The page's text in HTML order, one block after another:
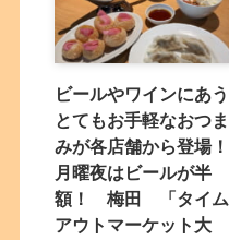
ビールやワインにあう
とてもお手軽なおつま
みが各店舗から登場！
月曜夜はビールが半
額！ 梅田 「タイム
アウトマーケット大